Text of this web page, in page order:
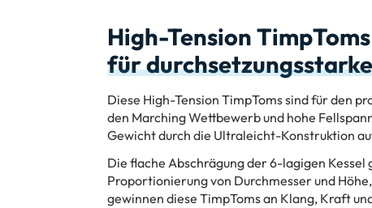
High-Tension
für
Diese High-Tension TimpToms sind für den
den Marching Wettbewerb und hohe
Gewicht durch die Ultraleicht-Konstruktion
Die flache Abschrägung der 6-lagigen
Proportionierung von Durchmesser und
gewinnen diese TimpToms an Klang, Kraft